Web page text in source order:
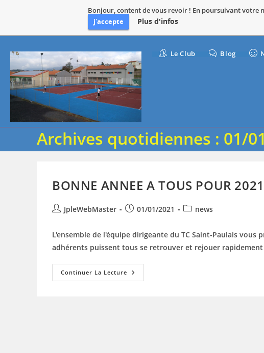
Bonjour, content de vous revoir ! En poursuivant votre
j'accepte
Plus d'infos
content
Le Club Blog
Archives quotidiennes : 01/
BONNE ANNEE A TOUS POUR 2021
Auteur/autrice
la
publication :
JpleWebMaster
Publication
01/01/2021
Postnews
L'ensemble de l'équipe dirigeante du TC Saint-Paulais vous
adhérents puissent tous se retrouver et rejouer
Continuer La Lecture BONNE
ANNEE